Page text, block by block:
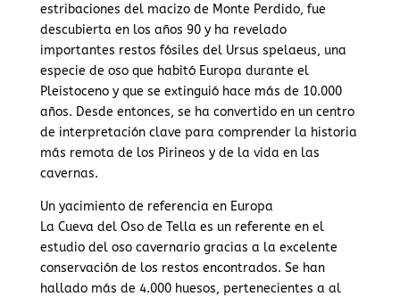
estribaciones del macizo de Monte Perdido, fue
descubierta en los años 90 y ha revelado
importantes restos fósiles del Ursus spelaeus, una
especie de oso que habitó Europa durante el
Pleistoceno y que se extinguió hace más de 10.000
años. Desde entonces, se ha convertido en un centro
de interpretación clave para comprender la historia
más remota de los Pirineos y de la vida en las
cavernas.
Un yacimiento de referencia en Europa
La Cueva del Oso de Tella es un referente en el
estudio del oso cavernario gracias a la excelente
conservación de los restos encontrados. Se han
hallado más de 4.000 huesos, pertenecientes a al